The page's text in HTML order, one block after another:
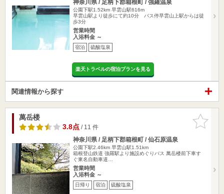
神奈川県 / 足柄下郡箱根町 / 強羅温泉
公園下駅1.52km 早雲山駅616m
早雲山駅より徒歩にて約10分 バス停早雲山上駅からは徒
歩3分
営業時間
入浴料金 ～
宿泊 硫酸塩泉
楽天トラベルの宿泊プランを見る
関連情報から探す
お気に入
りに追加
萬岳楼
3.8点/ 11 件
神奈川県 / 足柄下郡箱根町 / 仙石原温泉
公園下駅2.46km 早雲山駅1.51km
箱根登山鉄道 強羅駅より施設めぐりバス 萬岳楼前下車す
ぐ東名自動車道…
営業時間
入浴料金 ～
日帰り 宿泊 硫酸塩泉